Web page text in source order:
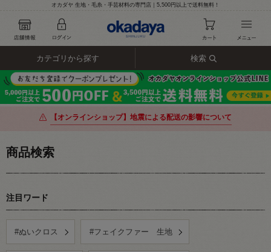
オカダヤ 生地・毛糸・手芸材料の専門店｜5,500円以上で送料無料！
カテゴリから探す 検索
【オンラインショップ】地震による配送の影響について
商品検索
注目ワード
#ぬいクロス #フェイクファー 生地